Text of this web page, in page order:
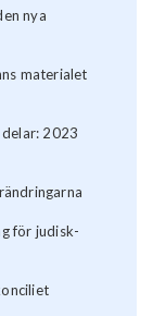
nya
materialet
2023
för judisk-